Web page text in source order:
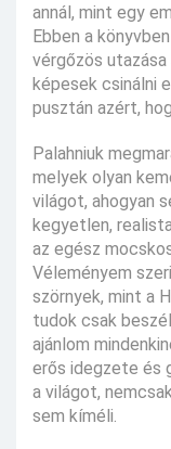
annál, mint egy
Ebben a
vérgőzös utazása
képesek csinálni
pusztán azért,
Palahniuk
melyek olyan
világot, ahogyan
kegyetlen,
az egész
Véleményem
szörnyek, mint a
tudok csak
ajánlom
erős idegzete és
a világot,
sem kíméli.